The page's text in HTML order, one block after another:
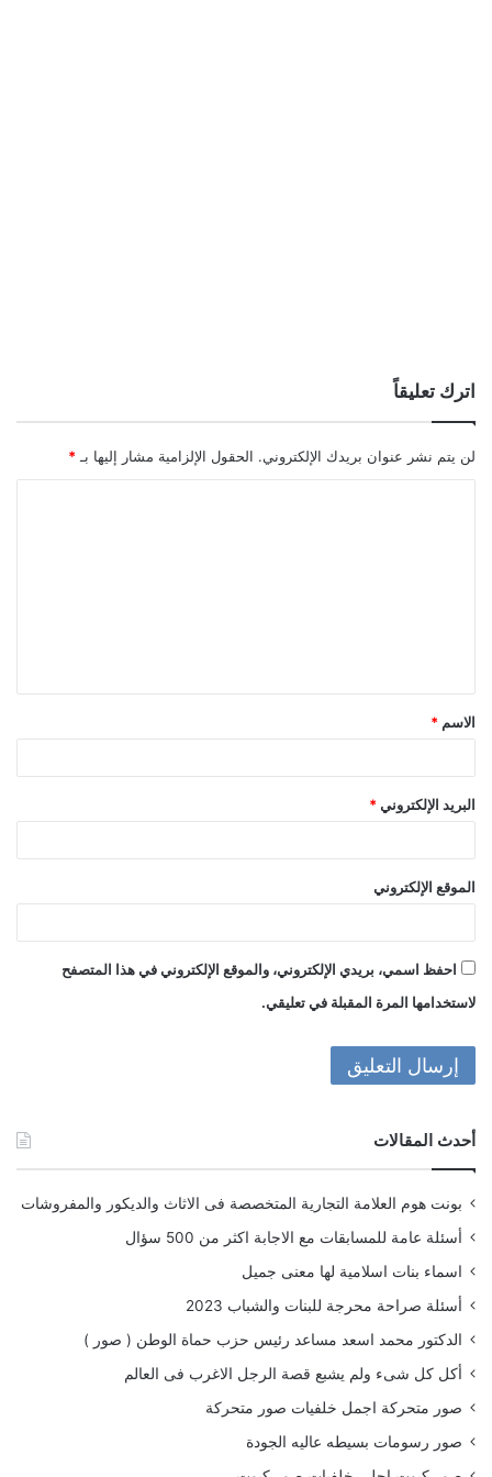
اترك تعليقاً
لن يتم نشر عنوان بريدك الإلكتروني. الحقول الإلزامية مشار إليها بـ *
ق
*
الاسم *
البريد الإلكتروني *
الموقع الإلكتروني
احفظ اسمي، بريدي الإلكتروني، والموقع الإلكتروني في هذا المتصفح
لاستخدامها المرة المقبلة في تعليقي.
أحدث المقالات
بونت هوم العلامة التجارية المتخصصة فى الاثاث والديكور والمفروشات
أسئلة عامة للمسابقات مع الاجابة اكثر من 500 سؤال
اسماء بنات اسلامية لها معنى جميل
أسئلة صراحة محرجة للبنات والشباب 2023
الدكتور محمد اسعد مساعد رئيس حزب حماة الوطن ( صور )
أكل كل شىء ولم يشبع قصة الرجل الاغرب فى العالم
صور متحركة اجمل خلفيات صور متحركة
صور رسومات بسيطه عاليه الجودة